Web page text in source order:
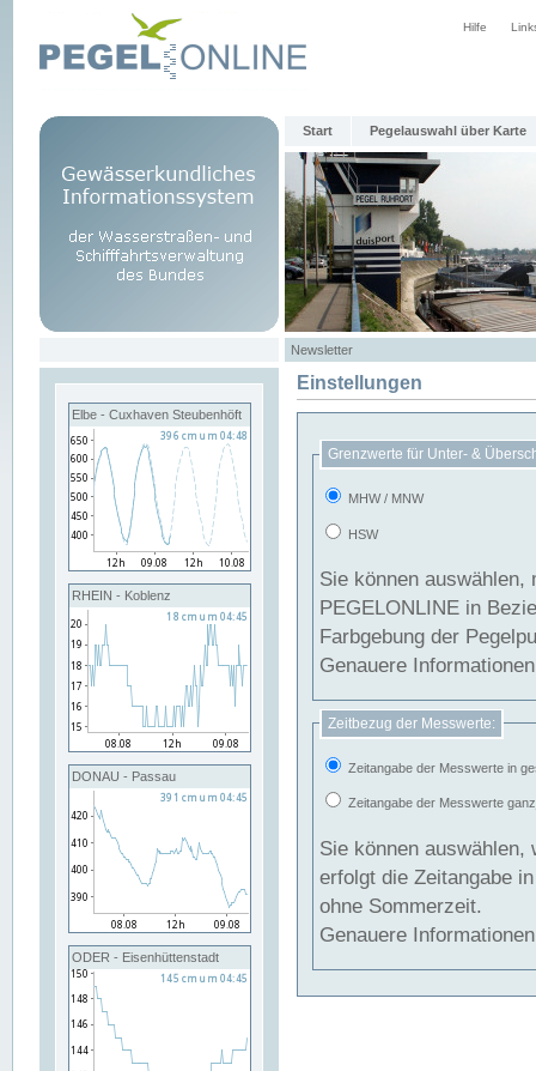
Hilfe
Start Pegelauswahl über Karte
Newsletter
Elbe - Cuxhaven Steubenhöft
RHEIN - Koblenz
DONAU - Passau
ODER - Eisenhüttenstadt
Einstellungen
Grenzwerte für Unter- &
MHW / MNW
HSW
Sie können
PEGELONLINE in Beziehung
Farbgebung der
Genauere
Zeitbezug der Messwerte:
Zeitangabe der Messwerte in
Zeitangabe der Messwerte
Sie können auswählen,
erfolgt die Zeitangabe
ohne Sommerzeit.
Genauere